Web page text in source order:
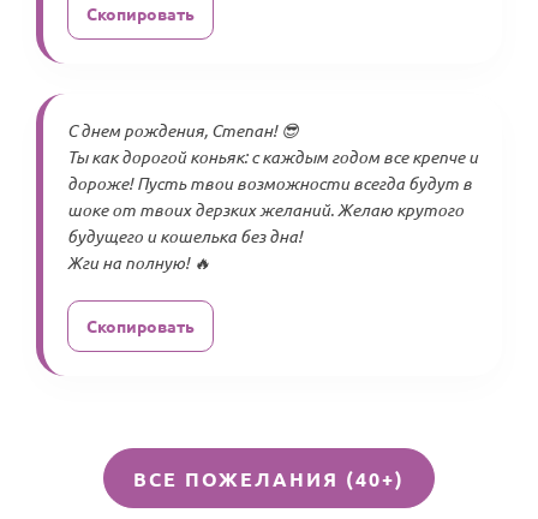
Скопировать
С днем рождения, Степан! 😎
Ты как дорогой коньяк: с каждым годом все крепче и
дороже! Пусть твои возможности всегда будут в
шоке от твоих дерзких желаний. Желаю крутого
будущего и кошелька без дна!
Жги на полную! 🔥
Скопировать
ВСЕ ПОЖЕЛАНИЯ (40+)